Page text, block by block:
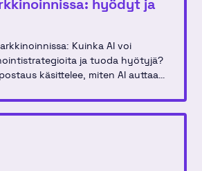
hyödyt ja
Kuinka AI voi
ja tuoda hyötyjä?
käsittelee, miten AI auttaa